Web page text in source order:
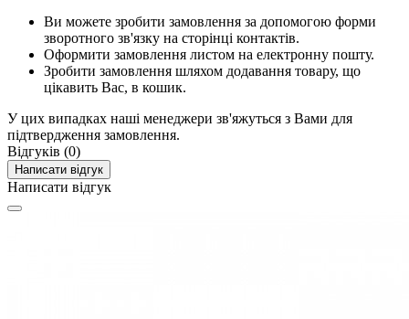
Ви можете зробити замовлення за допомогою форми
зворотного зв'язку на сторінці контактів.
Оформити замовлення листом на електронну пошту.
Зробити замовлення шляхом додавання товару, що
цікавить Вас, в кошик.
У цих випадках наші менеджери зв'яжуться з Вами для
підтвердження замовлення.
Відгуків (0)
Написати відгук
Написати відгук